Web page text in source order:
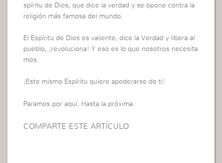
spíritu de Dios, que dice la verdad y se opone contra la
religión más famosa del mundo.
El Espíritu de Dios es valiente, dice la Verdad y libera al
pueblo, ¡revoluciona! Y eso es lo que nosotros necesita
mos.
¡Este mismo Espíritu quiere apoderarse de ti!
Paramos por aquí. Hasta la próxima.
COMPARTE ESTE ARTÍCULO